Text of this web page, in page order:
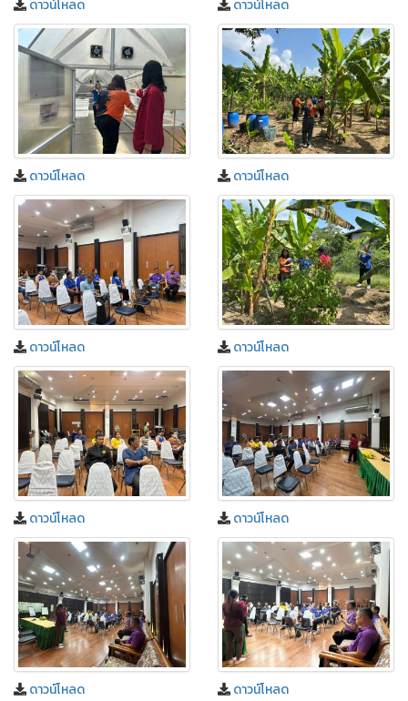
ดาวน์โหลด ดาวน์โหลด
ดาวน์โหลด ดาวน์โหลด
ดาวน์โหลด ดาวน์โหลด
ดาวน์โหลด ดาวน์โหลด
ดาวน์โหลด ดาวน์โหลด